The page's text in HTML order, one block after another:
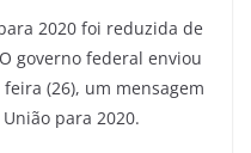
2020 foi reduzida de
governo federal enviou
(26), um mensagem
para 2020.